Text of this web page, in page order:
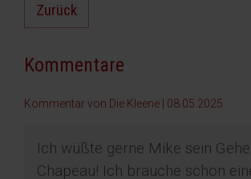
Zurück
Kommentare
Kommentar von Die Kleene | 08.05.2025
Ich wüßte gerne Mike sein
Chapeau! Ich brauche schon